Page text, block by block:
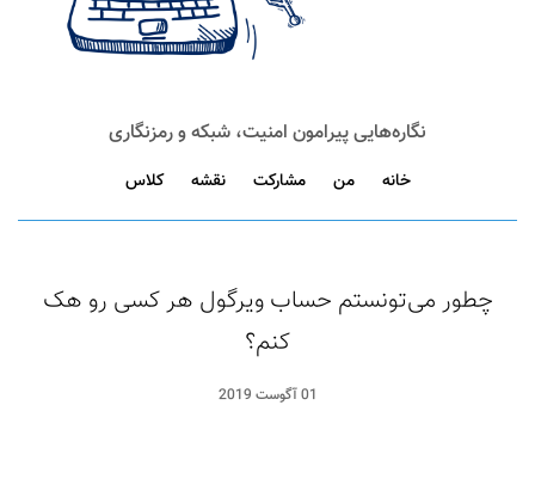
نگاره‌هایی پیرامون امنیت، شبکه و رمزنگاری
خانه من مشارکت نقشه کلاس
چطور می‌تونستم حساب ویرگول هر کسی رو هک
کنم؟
01 آگوست 2019